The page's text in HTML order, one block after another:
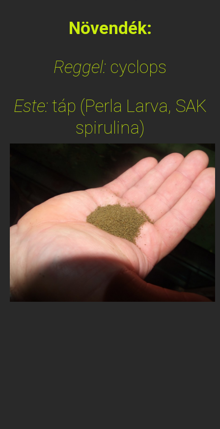
Növendék:
Reggel: cyclops
Este: táp (Perla Larva, SAK
spirulina)